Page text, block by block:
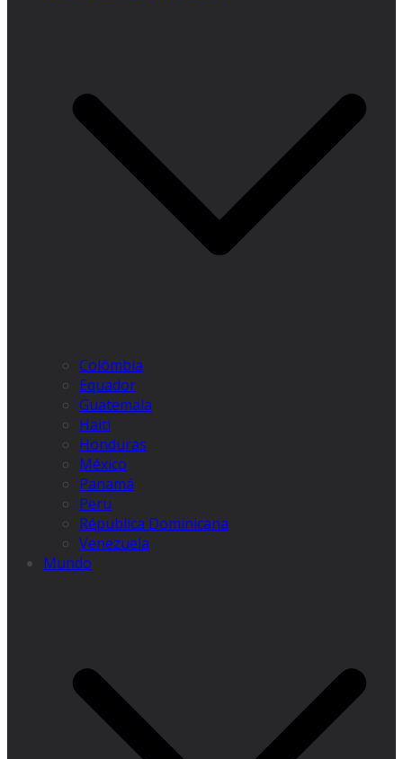
Colômbia
Equador
Guatemala
Haiti
Honduras
México
Panamá
Peru
Républica Dominicana
Venezuela
Mundo